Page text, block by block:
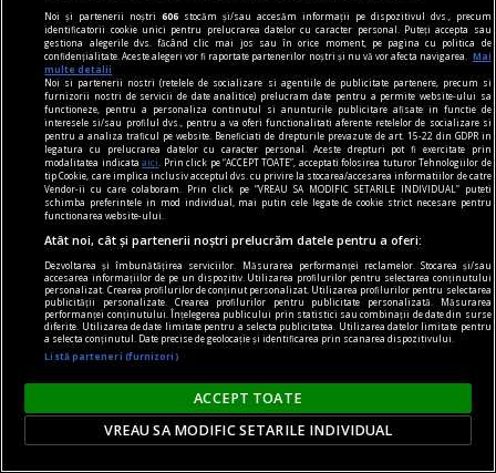
material susținut de iqos
Omid Ghannadi, creatorul instalației IQOS x
DIPLOMA: Apreciez că sînt companii care se
implică atît de vizibil în sprijinul comunității
El este omul din spatele instalației imersive IQOS
proiectată special pentru ediția de anul acesta a
festivalului DIPLOMA.
Parteneri
Noi și partenerii noștri606 stocăm și/sau accesăm informații pe dispozitivul dvs., precum
identificatorii cookie unici pentru prelucrarea datelor cu caracter personal. Puteți accepta sau
gestiona alegerile dvs. făcând clic mai jos sau în orice moment, pe pagina cu politica de
confidențialitate. Aceste alegeri vor fi raportate partenerilor noștri și nu vă vor afecta navigarea.
Mai
multe detalii
Noi si partenerii nostri (retelele de socializare si agentiile de publicitate partenere, precum si
furnizorii nostri de servicii de date analitice) prelucram date pentru a permite website-ului sa
functioneze, pentru a personaliza continutul si anunturile publicitare afisate in functie de
interesele si/sau profilul dvs., pentru a va oferi functionalitati aferente retelelor de socializare si
pentru a analiza traficul pe website. Beneficiati de drepturile prevazute de art. 15-22 din GDPR in
legatura cu prelucrarea datelor cu caracter personal. Aceste drepturi pot fi exercitate prin
modalitatea indicataaici
. Prin click pe “ACCEPT TOATE”, acceptati folosirea tuturor Tehnologiilor de
tip Cookie, care implica inclusiv acceptul dvs. cu privire la stocarea/accesarea informatiilor de catre
Vendor-ii cu care colaboram. Prin click pe “VREAU SA MODIFIC SETARILE INDIVIDUAL” puteti
schimba preferintele in mod individual, mai putin cele legate de cookie strict necesare pentru
functionarea website-ului.
Atât noi, cât și partenerii noștri prelucrăm datele pentru a oferi:
Dezvoltarea și îmbunătățirea serviciilor. Măsurarea performanței reclamelor. Stocarea și/sau
accesarea informațiilor de pe un dispozitiv. Utilizarea profilurilor pentru selectarea conținutului
personalizat. Crearea profilurilor de conținut personalizat. Utilizarea profilurilor pentru selectarea
publicității personalizate. Crearea profilurilor pentru publicitate personalizată. Măsurarea
performanței conținutului. Înțelegerea publicului prin statistici sau combinații de date din surse
diferite. Utilizarea de date limitate pentru a selecta publicitatea. Utilizarea datelor limitate pentru
a selecta conținutul. Date precise de geolocație și identificarea prin scanarea dispozitivului.
Listă parteneri (furnizori)
ACCEPT TOATE
VREAU SA MODIFIC SETARILE INDIVIDUAL